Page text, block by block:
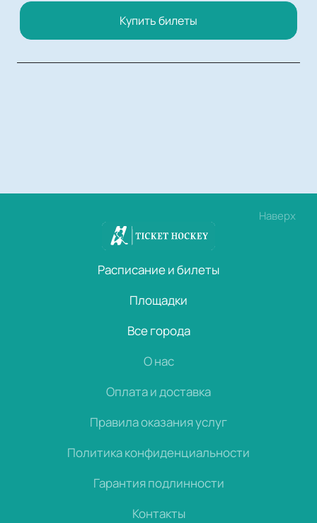
Купить билеты
Наверх
Расписание и билеты
Площадки
Все города
О нас
Оплата и доставка
Правила оказания услуг
Политика конфиденциальности
Гарантия подлинности
Контакты